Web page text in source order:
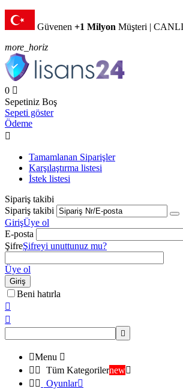
Güvenen +1 Milyon Müşteri |
more_horiz
0 
Sepetiniz Boş
Sepeti göster
Ödeme

Tamamlanan Siparişler
Karşılaştırma listesi
İstek listesi
Sipariş takibi
Sipariş takibi
GirişÜye ol
E-posta
ŞifreŞifreyi unuttunuz mu?
Üye ol
Giriş
Beni hatırla



Menu 
  Tüm Kategorilernew
  Oyunlar